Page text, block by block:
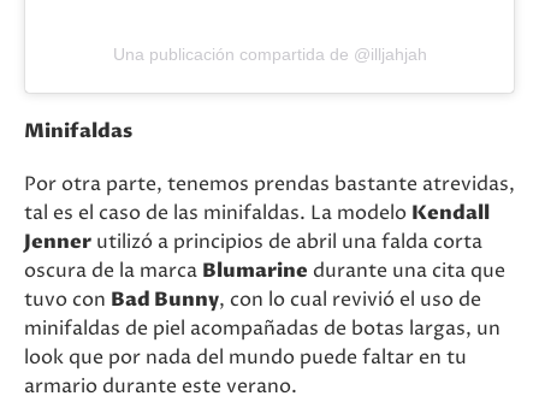
Una publicación compartida de @illjahjah
Minifaldas
Por otra parte, tenemos prendas bastante atrevidas,
tal es el caso de las minifaldas. La modelo Kendall
Jenner utilizó a principios de abril una falda corta
oscura de la marca Blumarine durante una cita que
tuvo con Bad Bunny, con lo cual revivió el uso de
minifaldas de piel acompañadas de botas largas, un
look que por nada del mundo puede faltar en tu
armario durante este verano.